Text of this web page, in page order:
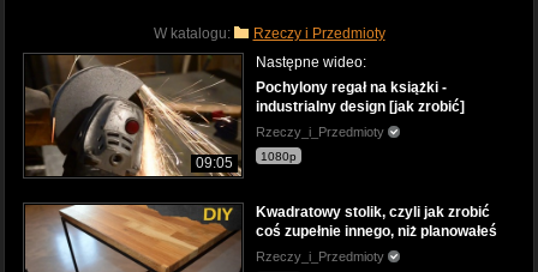
W katalogu: Rzeczy i Przedmioty
09:05
Następne wideo:
Pochylony regał na książki -
industrialny design [jak zrobić]
Rzeczy_i_Przedmioty
1080p
Kwadratowy stolik, czyli jak zrobić
coś zupełnie innego, niż planowałeś
Rzeczy_i_Przedmioty